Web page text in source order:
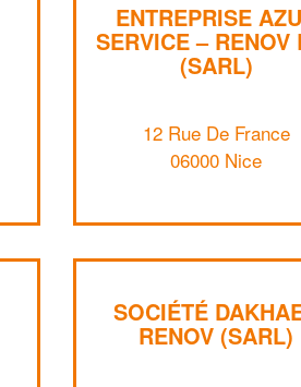
ENTREPRISE
SERVICE – RENOV
(SARL)
12 Rue De France
06000 Nice
SOCIÉTÉ
RENOV (SARL)